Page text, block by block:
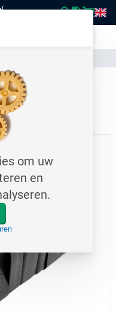
en verzendstatus
om uw
en